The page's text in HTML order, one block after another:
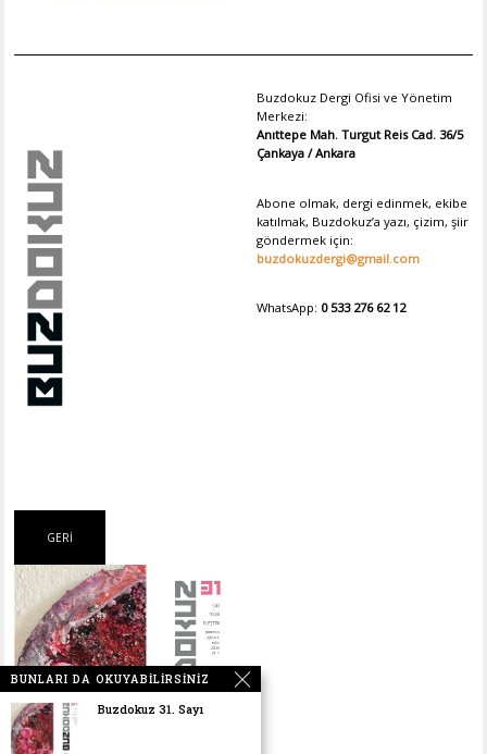
Buzdokuz Dergi Ofisi ve Yönetim
Merkezi:
Anıttepe Mah. Turgut Reis Cad. 36/5
Çankaya / Ankara
Abone olmak, dergi edinmek, ekibe
katılmak, Buzdokuz’a yazı, çizim, şiir
göndermek için:
buzdokuzdergi@gmail.com
WhatsApp: 0 533 276 62 12
BUNLARI DA OKUYABILIRSINIZ
Buzdokuz 31. Sayı